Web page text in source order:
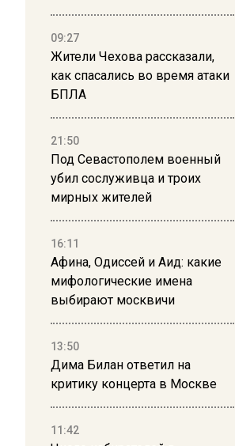
09:27
Жители Чехова рассказали,
как спасались во время атаки
БПЛА
21:50
Под Севастополем военный
убил сослуживца и троих
мирных жителей
16:11
Афина, Одиссей и Аид: какие
мифологические имена
выбирают москвичи
13:50
Дима Билан ответил на
критику концерта в Москве
11:42